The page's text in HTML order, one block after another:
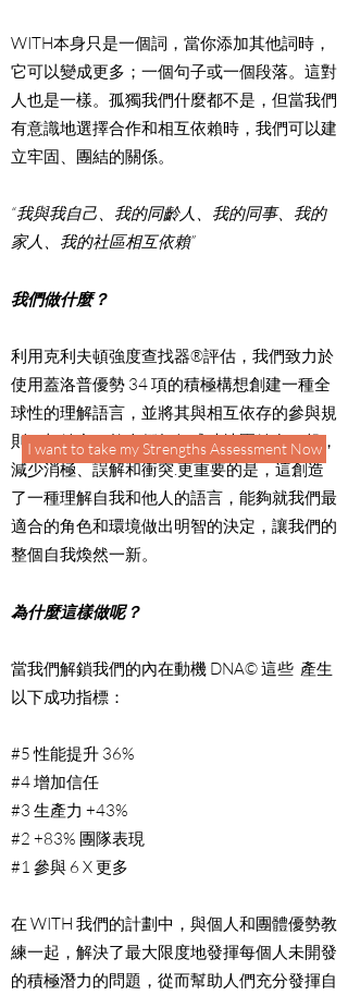
WITH本身只是一個詞，當你添加其他詞時，
它可以變成更多；一個句子或一個段落。這對
人也是一樣。孤獨我們什麼都不是，但當我們
有意識地選擇合作和相互依賴時，我們可以建
立牢固、團結的關係。
“我與我自己、我的同齡人、我的同事、我的
家人、我的社區相互依賴”
我們做什麼？
利用克利夫頓強度查找器®評估，我們致力於
使用蓋洛普優勢 34 項的積極構想創建一種全
球性的理解語言，並將其與相互依存的參與規
則© 相結合，教人們如何成功地團結在一起，
減少消極、誤解和衝突.更重要的是，這創造
了一種理解自我和他人的語言，能夠就我們最
適合的角色和環境做出明智的決定，讓我們的
整個自我煥然一新。
為什麼這樣做呢？
當我們解鎖我們的內在動機 DNA© 這些 產生
以下成功指標： ​
#5 性能提升 36%
#4 增加信任
#3 生產力 +43%
#2 +83% 團隊表現
#1 參與 6 X 更多
在 WITH 我們的計劃中，與個人和團體優勢教
練一起，解決了最大限度地發揮每個人未開發
的積極潛力的問題，從而幫助人們充分發揮自
I want to take my Strengths Assessment Now